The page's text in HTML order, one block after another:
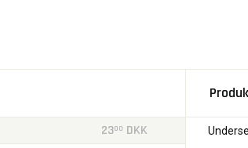
2300 DKK